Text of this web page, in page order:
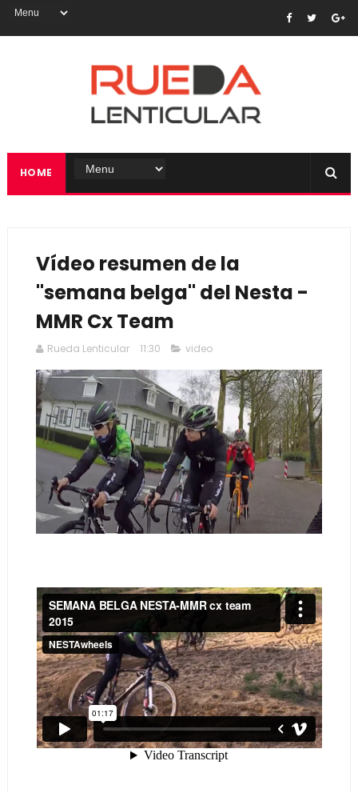
HOME
Vídeo resumen de la
"semana belga" del Nesta -
MMR Cx Team
Rueda Lenticular 11:30 video